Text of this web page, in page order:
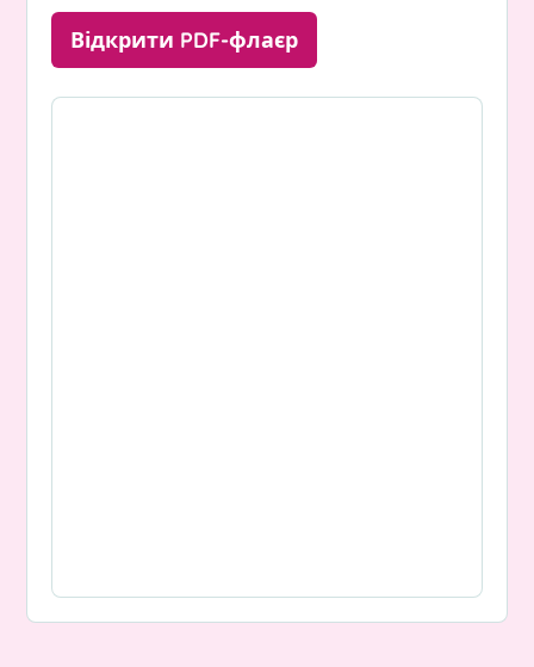
Відкрити PDF-флаєр